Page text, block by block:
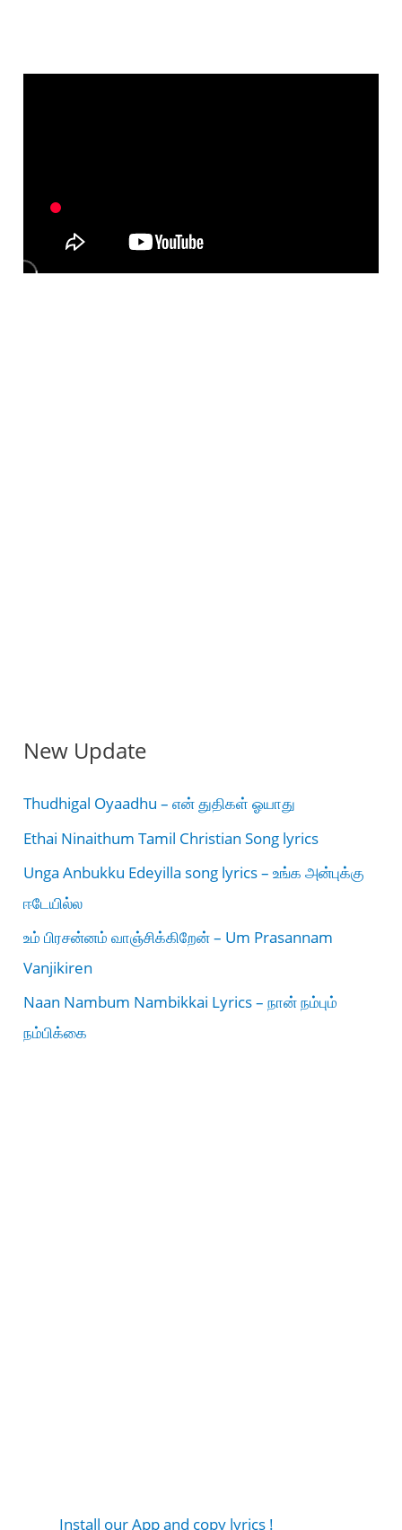
New Update
Thudhigal Oyaadhu – என் துதிகள் ஓயாது
Ethai Ninaithum Tamil Christian Song lyrics
Unga Anbukku Edeyilla song lyrics – உங்க அன்புக்கு
ஈடேயில்ல
உம் பிரசன்னம் வாஞ்சிக்கிறேன் – Um Prasannam
Vanjikiren
Naan Nambum Nambikkai Lyrics – நான் நம்பும்
நம்பிக்கை
Install our App and copy lyrics !